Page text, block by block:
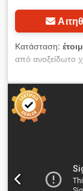
Κατάσταση:
από ανοξείδωτο